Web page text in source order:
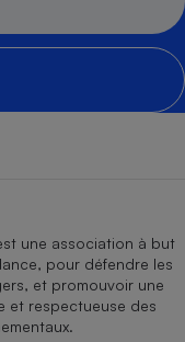
une association à but
pour défendre les
et promouvoir une
et respectueuse des